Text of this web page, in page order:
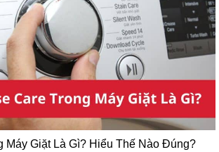
Máy Giặt Là Gì? Hiểu Thế Nào Đúng?